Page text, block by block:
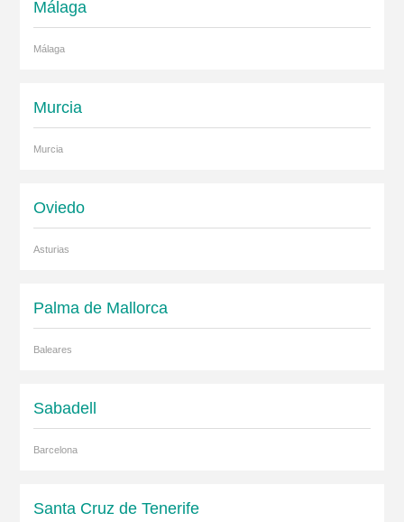
Málaga
Málaga
Murcia
Murcia
Oviedo
Asturias
Palma de Mallorca
Baleares
Sabadell
Barcelona
Santa Cruz de Tenerife